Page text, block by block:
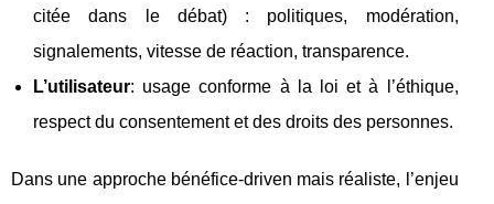
citée dans le débat) : politiques, modération,
signalements, vitesse de réaction, transparence.
L’utilisateur: usage conforme à la loi et à l’éthique,
respect du consentement et des droits des personnes.
Dans une approche bénéfice-driven mais réaliste, l’enjeu